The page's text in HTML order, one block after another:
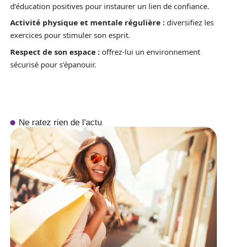
d’éducation positives pour instaurer un lien de confiance.
Activité physique et mentale régulière : diversifiez les
exercices pour stimuler son esprit.
Respect de son espace : offrez-lui un environnement
sécurisé pour s’épanouir.
Ne ratez rien de l'actu